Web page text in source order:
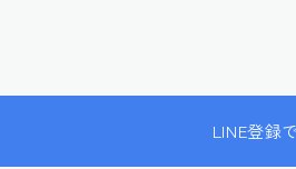
LINE登録